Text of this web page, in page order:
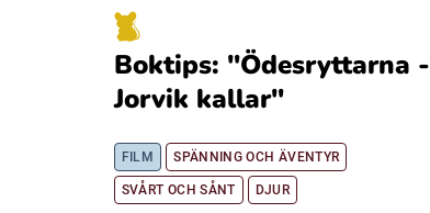
Boktips: "Ödesryttarna -
Jorvik kallar"
FILM SPÄNNING OCH ÄVENTYR
SVÅRT OCH SÅNT DJUR